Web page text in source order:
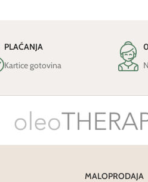
PLAĆANJA
Kartice gotovina
MALOPRODAJA